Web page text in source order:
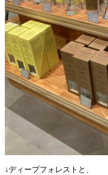
↓ディープフォレストと、